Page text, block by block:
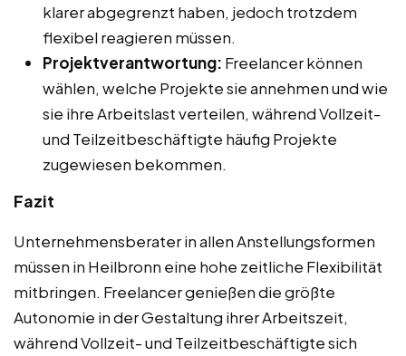
klarer abgegrenzt haben, jedoch trotzdem
flexibel reagieren müssen.
Projektverantwortung: Freelancer können
wählen, welche Projekte sie annehmen und wie
sie ihre Arbeitslast verteilen, während Vollzeit-
und Teilzeitbeschäftigte häufig Projekte
zugewiesen bekommen.
Fazit
Unternehmensberater in allen Anstellungsformen
müssen in Heilbronn eine hohe zeitliche Flexibilität
mitbringen. Freelancer genießen die größte
Autonomie in der Gestaltung ihrer Arbeitszeit,
während Vollzeit- und Teilzeitbeschäftigte sich